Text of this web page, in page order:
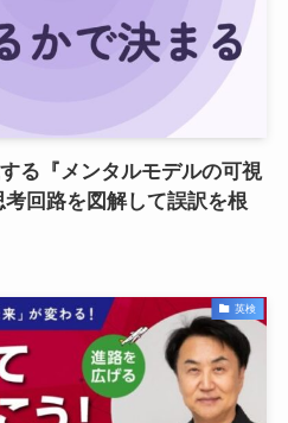
る『メンタルモデルの可視
回路を図解して誤訳を根
英検